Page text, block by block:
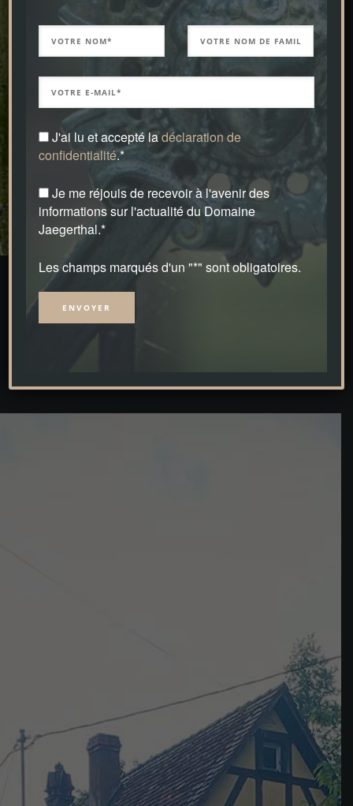
Dates libres
J'ai lu et accepté ladéclaration de
confidentialité.*
Je me réjouis de recevoir à l'avenir des
informations sur l'actualité du Domaine
Jaegerthal.*
Les champs marqués d'un "*" sont obligatoires.